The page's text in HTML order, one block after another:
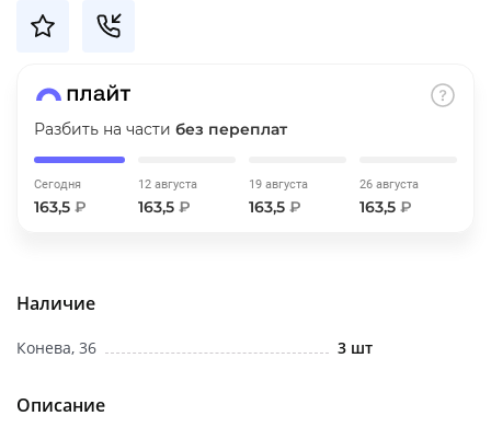
Разбить на части без переплат
Сегодня
163,5 ₽
12 августа
163,5 ₽
19 августа
163,5 ₽
26 августа
163,5 ₽
Описание
Наличие
Конева, 36 3 шт
Подробнее
об оплате Плайтом
недели